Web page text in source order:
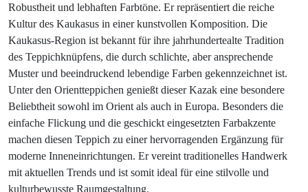
Robustheit und lebhaften Farbtöne. Er repräsentiert die reiche
Kultur des Kaukasus in einer kunstvollen Komposition. Die
Kaukasus-Region ist bekannt für ihre jahrhundertealte Tradition
des Teppichknüpfens, die durch schlichte, aber ansprechende
Muster und beeindruckend lebendige Farben gekennzeichnet ist.
Unter den Orientteppichen genießt dieser Kazak eine besondere
Beliebtheit sowohl im Orient als auch in Europa. Besonders die
einfache Flickung und die geschickt eingesetzten Farbakzente
machen diesen Teppich zu einer hervorragenden Ergänzung für
moderne Inneneinrichtungen. Er vereint traditionelles Handwerk
mit aktuellen Trends und ist somit ideal für eine stilvolle und
kulturbewusste Raumgestaltung.